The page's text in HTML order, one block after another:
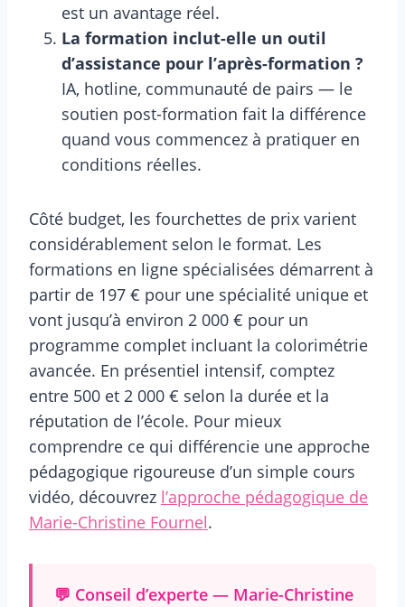
est un avantage réel.
La formation inclut-elle un outil
d’assistance pour l’après-formation ?
IA, hotline, communauté de pairs — le
soutien post-formation fait la différence
quand vous commencez à pratiquer en
conditions réelles.
Côté budget, les fourchettes de prix varient
considérablement selon le format. Les
formations en ligne spécialisées démarrent à
partir de 197 € pour une spécialité unique et
vont jusqu’à environ 2 000 € pour un
programme complet incluant la colorimétrie
avancée. En présentiel intensif, comptez
entre 500 et 2 000 € selon la durée et la
réputation de l’école. Pour mieux
comprendre ce qui différencie une approche
pédagogique rigoureuse d’un simple cours
vidéo, découvrez l’approche pédagogique de
Marie-Christine Fournel.
💬 Conseil d’experte — Marie-Christine